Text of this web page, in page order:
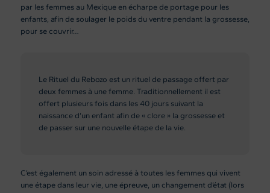
par les femmes au Mexique en écharpe de portage pour les
enfants, afin de soulager le poids du ventre pendant la grossesse,
pour se couvrir…
Le Rituel du Rebozo est un rituel de passage offert par
deux femmes à une femme. Traditionnellement il est
offert plusieurs fois dans les 40 jours suivant la
naissance d’un enfant afin de « clore » la grossesse et
de passer sur une nouvelle étape de la vie.
C’est également un soin adressé à toutes les femmes qui vivent
une étape dans leur vie, une épreuve, un changement d’état (lors